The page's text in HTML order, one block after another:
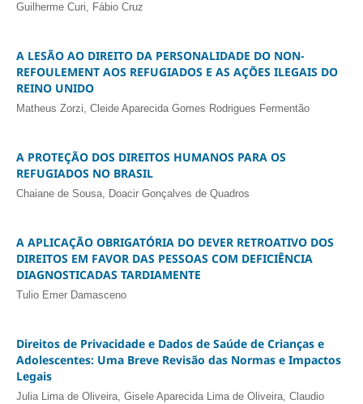
Guilherme Curi, Fábio Cruz
A LESÃO AO DIREITO DA PERSONALIDADE DO NON-
REFOULEMENT AOS REFUGIADOS E AS AÇÕES ILEGAIS DO
REINO UNIDO
Matheus Zorzi, Cleide Aparecida Gomes Rodrigues Fermentão
A PROTEÇÃO DOS DIREITOS HUMANOS PARA OS
REFUGIADOS NO BRASIL
Chaiane de Sousa, Doacir Gonçalves de Quadros
A APLICAÇÃO OBRIGATÓRIA DO DEVER RETROATIVO DOS
DIREITOS EM FAVOR DAS PESSOAS COM DEFICIÊNCIA
DIAGNOSTICADAS TARDIAMENTE
Tulio Emer Damasceno
Direitos de Privacidade e Dados de Saúde de Crianças e
Adolescentes: Uma Breve Revisão das Normas e Impactos
Legais
Julia Lima de Oliveira, Gisele Aparecida Lima de Oliveira, Claudio